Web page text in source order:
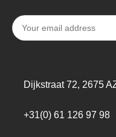
Dijkstraat 72, 2675
+31(0) 61 126 97 98